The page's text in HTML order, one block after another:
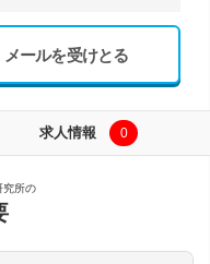
ールを受けとる
求人情報 0
究所の